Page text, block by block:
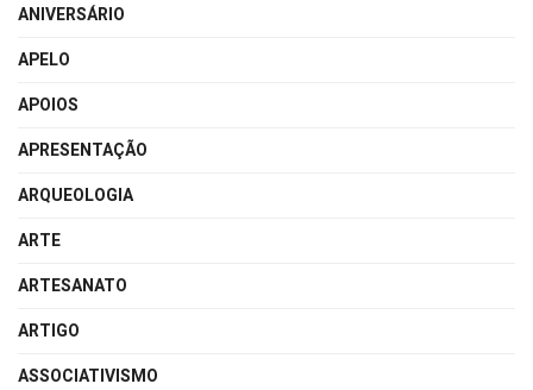
ANIVERSÁRIO
APELO
APOIOS
APRESENTAÇÃO
ARQUEOLOGIA
ARTE
ARTESANATO
ARTIGO
ASSOCIATIVISMO